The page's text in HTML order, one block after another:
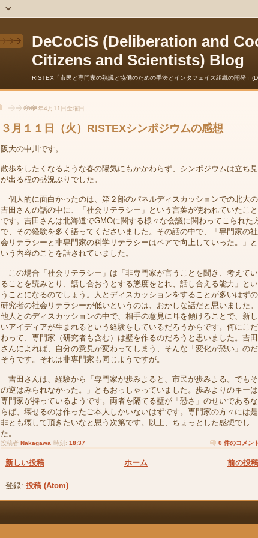
DeCoCiS (Deliberation and
Citizens and Scientists) Blog
RISTEX「市民と専門家の熟議と協働のための手法とインタフェイス組織の開発」
2008年4月11日金曜日
３月１１日（火）RISTEXシンポジウムの感想
阪大の中川です。
散歩をしたくなるような春の陽気にもかかわらず、シンポジウムは立ち見
が出る程の盛況ぶりでした。
個人的に面白かったのは、第２部のパネルディスカッションでの北大の
吉田さんの話の中に、「社会リテラシー」という言葉が使われていたこと
です。吉田さんは北海道でGMOに関する様々な会議に関わってこられた
で、その経験を多く語ってくださいました。その話の中で、「専門家の社
会リテラシーと非専門家の科学リテラシーはペアで向上していった。」と
いう内容のことを話されていました。
この場合「社会リテラシー」は「非専門家が言うことを聞き、考えてい
ることを読みとり、話し合おうとする態度をとれ、話し合える能力」とい
うことになるのでしょう。人とディスカッションをすることが多いはずの
研究者の社会リテラシーが低いというのは、おかしな話だと思いました。
他人とのディスカッションの中で、相手の意見に耳を傾けることで、新し
いアイディアが生まれるという経験をしているだろうからです。何にこだ
わって、専門家（研究者も含む）は壁を作るのだろうと思いました。吉田
さんによれば、自分の意見が変わってしまう、そんな「変化が恐い」のだ
そうです。それは非専門家も同じようですが。
吉田さんは、経験から「専門家が歩みよると、市民が歩みよる。でもそ
の逆はみられなかった。」ともおっしゃっていました。歩みよりのキーは
専門家が持っているようです。両者を隔てる壁が「恐さ」のせいであるな
らば、壊せるのは作ったご本人しかいないはずです。専門家の方々には是
非とも壊して頂きたいなと思う次第です。以上、ちょっとした感想でし
た。
投稿者 Nakagawa 時刻: 18:37 0 件のコメン
新しい投稿 前の投稿
ホーム
登録: 投稿 (Atom)